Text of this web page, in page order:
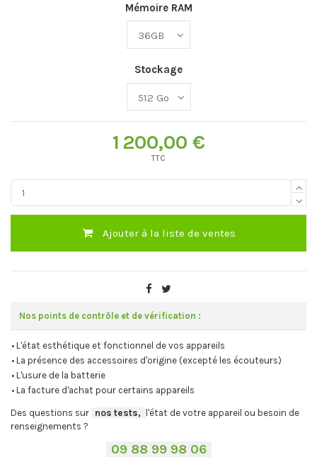
Mémoire RAM
Stockage
1 200,00 €
TTC
Ajouter à la liste de ventes
Nos points de contrôle et de vérification :
• L'état esthétique et fonctionnel de vos appareils
• La présence des accessoires d'origine (excepté les écouteurs)
• L'usure de la batterie
• La facture d'achat pour certains appareils
Des questions sur nos tests, l'état de votre appareil ou besoin de
renseignements ?
09 88 99 98 06-